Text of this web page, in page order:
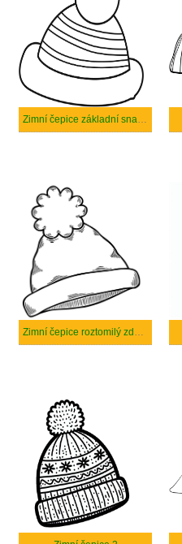
Zimní čepice základní snadné
Zimní čepice roztomilý zdarma